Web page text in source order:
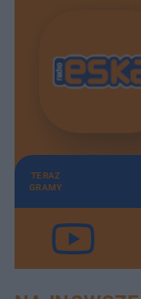
TERAZ
GRAMY